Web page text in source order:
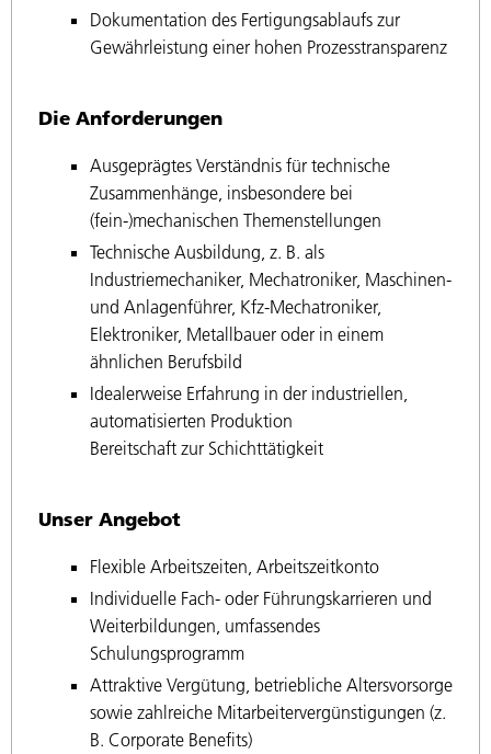
Dokumentation des Fertigungsablaufs zur
Gewährleistung einer hohen Prozesstransparenz
Die Anforderungen
Ausgeprägtes Verständnis für technische
Zusammenhänge, insbesondere bei
(fein-)mechanischen Themenstellungen
Technische Ausbildung, z. B. als
Industriemechaniker, Mechatroniker, Maschinen-
und Anlagenführer, Kfz-Mechatroniker,
Elektroniker, Metallbauer oder in einem
ähnlichen Berufsbild
Idealerweise Erfahrung in der industriellen,
automatisierten Produktion
Bereitschaft zur Schichttätigkeit
Unser Angebot
Flexible Arbeitszeiten, Arbeitszeitkonto
Individuelle Fach- oder Führungskarrieren und
Weiterbildungen, umfassendes
Schulungsprogramm
Attraktive Vergütung, betriebliche Altersvorsorge
sowie zahlreiche Mitarbeitervergünstigungen (z.
B. Corporate Benefits)